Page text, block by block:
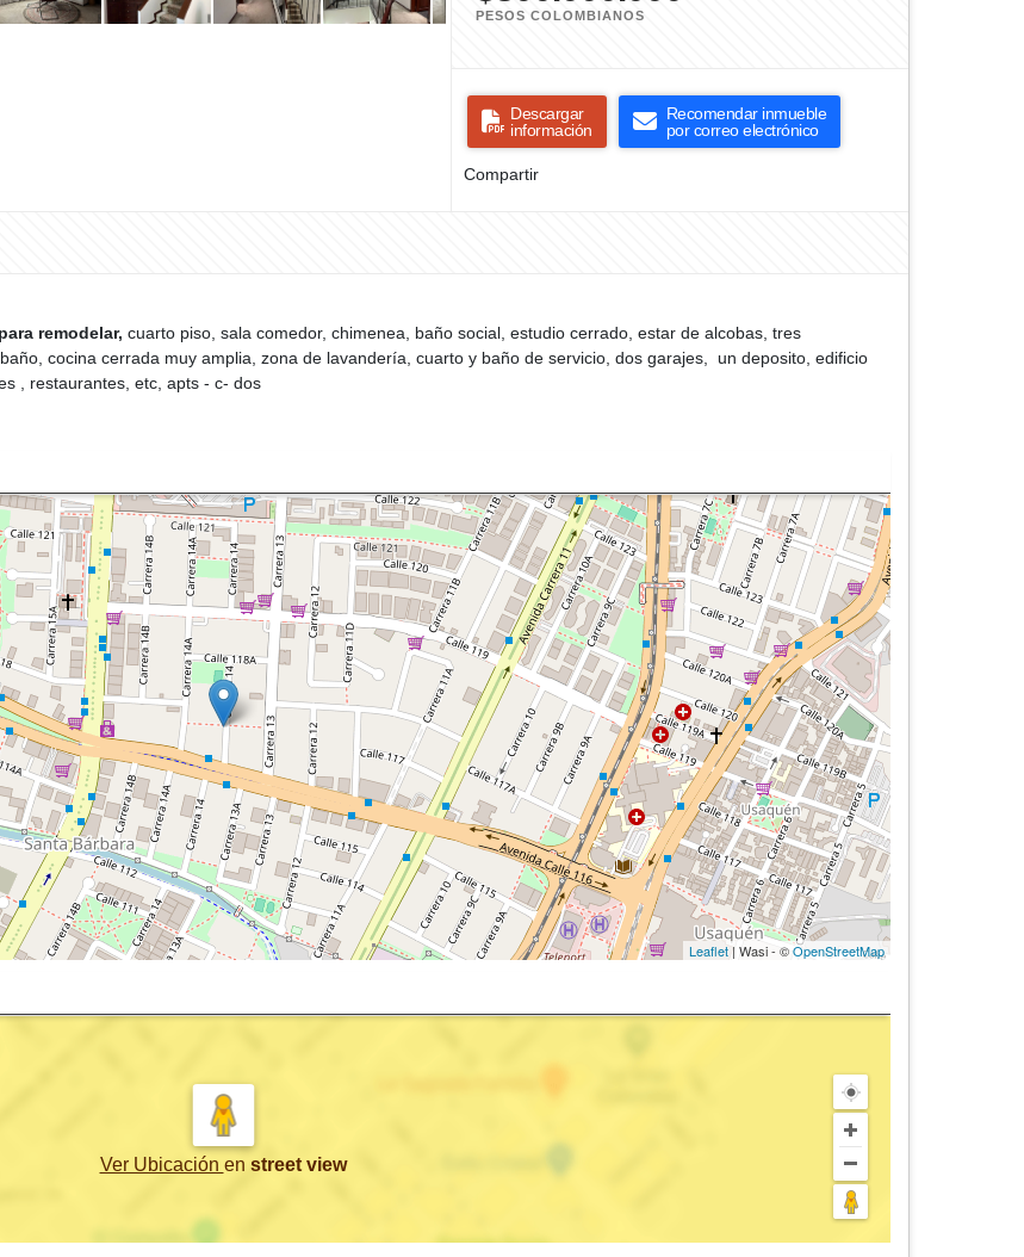
PESOS COLOMBIANOS
Descargar
información
Recomendar inmueble
por correo electrónico
Compartir
remodelar, cuarto piso, sala comedor, chimenea, baño social, estudio cerrado, estar de alcobas, tres
cocina cerrada muy amplia, zona de lavandería, cuarto y baño de servicio, dos garajes, un deposito, edificio
, restaurantes, etc, apts - c- dos
Leaflet| Wasi - ©OpenStreetMap
Ver Ubicación en street view